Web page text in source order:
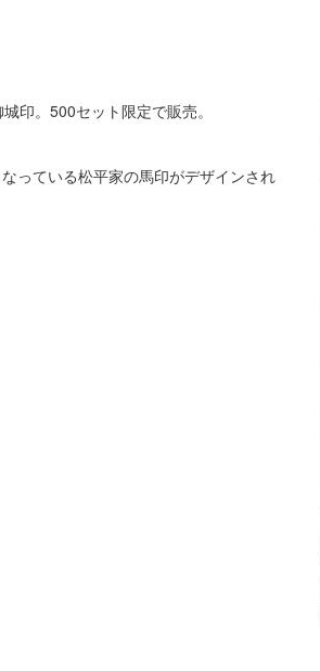
印。500セット限定で販売。
っている松平家の馬印がデザインされ